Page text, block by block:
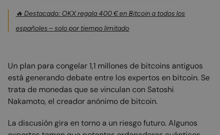
🔥 Destacado: OKX regala 400 € en Bitcoin a todos los
españoles – solo por tiempo limitado
Un plan para congelar 1,1 millones de bitcoins antiguos
está generando debate entre los expertos en bitcoin. Se
trata de monedas que se vinculan con Satoshi
Nakamoto, el creador anónimo de bitcoin.
La discusión gira en torno a un riesgo futuro. Algunos